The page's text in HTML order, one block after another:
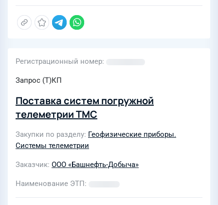
Регистрационный номер
Запрос (Т)КП
Поставка систем погружной
телеметрии ТМС
Закупки по разделу Геофизические приборы.
Системы телеметрии
Заказчик ООО «Башнефть-Добыча»
Наименование ЭТП